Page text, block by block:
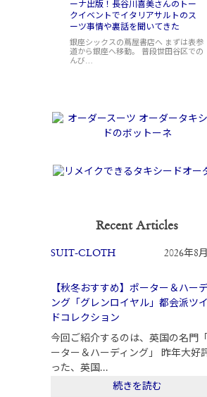
ーナ出版！長谷川喜美さんのトー
クイベントでイタリアサルトのス
ーツ事情や裏話を聞いてきた
銀座シックスの蔦屋書店へ まずは表参
道から銀座へ移動。 普段世田谷区での
んび…
Recent Articles
SUIT-CLOTH 2026年8
【秋冬おすすめ】ポーター＆ハー
ング「グレンロイヤル」都会派ツ
ドコレクション
今回ご紹介するのは、英国の名門
ーター＆ハーディング」 昨年大好
った、英国...
続きを読む